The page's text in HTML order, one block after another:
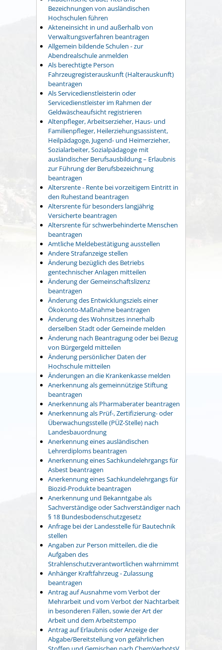
Bezeichnungen von ausländischen
Hochschulen führen
Akteneinsicht in und außerhalb von
Verwaltungsverfahren beantragen
Allgemein bildende Schulen - zur
Abendrealschule anmelden
Als berechtigte Person
Fahrzeugregisterauskunft (Halterauskunft)
beantragen
Als Servicedienstleisterin oder
Servicedienstleister im Rahmen der
Geldwäscheaufsicht registrieren
Altenpfleger, Arbeitserzieher, Haus- und
Familienpfleger, Heilerziehungsassistent,
Heilpädagoge, Jugend- und Heimerzieher,
Sozialarbeiter, Sozialpädagoge mit
ausländischer Berufsausbildung – Erlaubnis
zur Führung der Berufsbezeichnung
beantragen
Altersrente - Rente bei vorzeitigem Eintritt in
den Ruhestand beantragen
Altersrente für besonders langjährig
Versicherte beantragen
Altersrente für schwerbehinderte Menschen
beantragen
Amtliche Meldebestätigung ausstellen
Andere Strafanzeige stellen
Änderung bezüglich des Betriebs
gentechnischer Anlagen mitteilen
Änderung der Gemeinschaftslizenz
beantragen
Änderung des Entwicklungsziels einer
Ökokonto-Maßnahme beantragen
Änderung des Wohnsitzes innerhalb
derselben Stadt oder Gemeinde melden
Änderung nach Beantragung oder bei Bezug
von Bürgergeld mitteilen
Änderung persönlicher Daten der
Hochschule mitteilen
Änderungen an die Krankenkasse melden
Anerkennung als gemeinnützige Stiftung
beantragen
Anerkennung als Pharmaberater beantragen
Anerkennung als Prüf-, Zertifizierung- oder
Überwachungsstelle (PÜZ-Stelle) nach
Landesbauordnung
Anerkennung eines ausländischen
Lehrerdiploms beantragen
Anerkennung eines Sachkundelehrgangs für
Asbest beantragen
Anerkennung eines Sachkundelehrgangs für
Biozid-Produkte beantragen
Anerkennung und Bekanntgabe als
Sachverständige oder Sachverständiger nach
§ 18 Bundesbodenschutzgesetz
Anfrage bei der Landesstelle für Bautechnik
stellen
Angaben zur Person mitteilen, die die
Aufgaben des
Strahlenschutzverantwortlichen wahrnimmt
Anhänger Kraftfahrzeug - Zulassung
beantragen
Antrag auf Ausnahme vom Verbot der
Mehrarbeit und vom Verbot der Nachtarbeit
in besonderen Fällen, sowie der Art der
Arbeit und dem Arbeitstempo
Antrag auf Erlaubnis oder Anzeige der
Abgabe/Bereitstellung von gefährlichen